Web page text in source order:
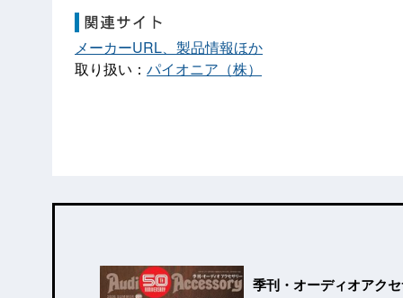
メーカーURL、製品情報ほか
取り扱い： パイオニア（株）
季刊・オーディオアク